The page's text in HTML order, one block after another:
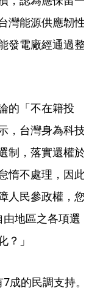
灣能源供應韌性
發電廠經通過整
的「不在籍投
，台灣身為科技
制，落實還權於
惰不處理，因此
人民參政權，您
地區之各項選
？」
成的民調支持。